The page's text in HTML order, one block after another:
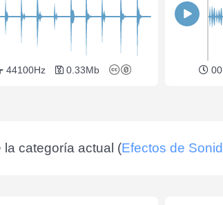
44100Hz 0.33Mb
la categoría actual (Efectos de